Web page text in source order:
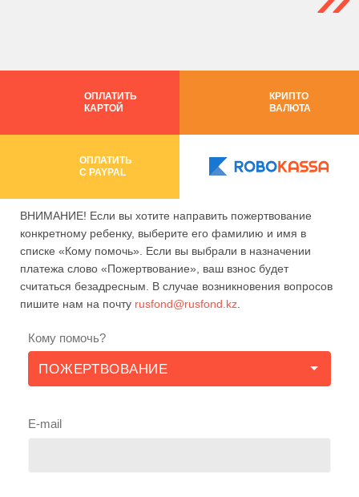
ОПЛАТИТЬ
КАРТОЙ
КРИПТО
ВАЛЮТА
ОПЛАТИТЬ
C PAYPAL
ВНИМАНИЕ! Если вы хотите направить пожертвование
конкретному ребенку, выберите его фамилию и имя в
списке «Кому помочь». Если вы выбрали в назначении
платежа слово «Пожертвование», ваш взнос будет
считаться безадресным. В случае возникновения вопросов
пишите нам на почту rusfond@rusfond.kz
Кому помочь?
E-mail